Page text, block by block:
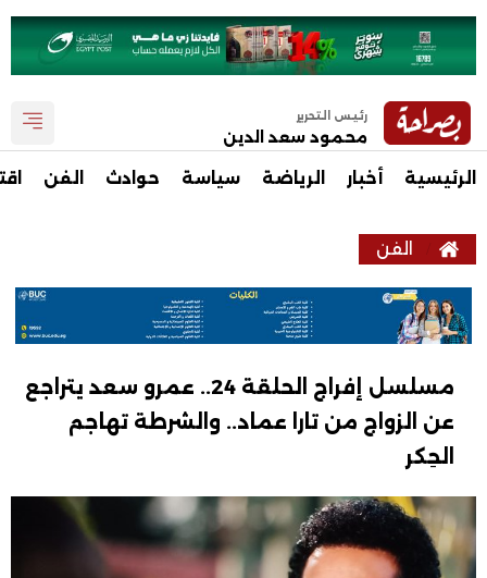
رئيس التحرير
محمود سعد الدين
الرئيسية أخبار الرياضة سياسة حوادث الفن
الفن
مسلسل إفراج الحلقة 24.. عمرو سعد يتراجع
عن الزواج من تارا عماد.. والشرطة تهاجم
الحِكر